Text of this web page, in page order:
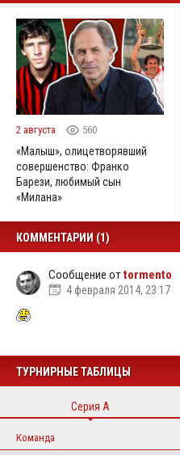
2 августа 560
«Малыш», олицетворявший
совершенство: Франко
Барези, любимый сын
«Милана»
КОММЕНТАРИИ (1)
Сообщение отtormento
4 февраля 2014, 23:17
ТУРНИРНЫЕ ТАБЛИЦЫ
Серия А
Команда